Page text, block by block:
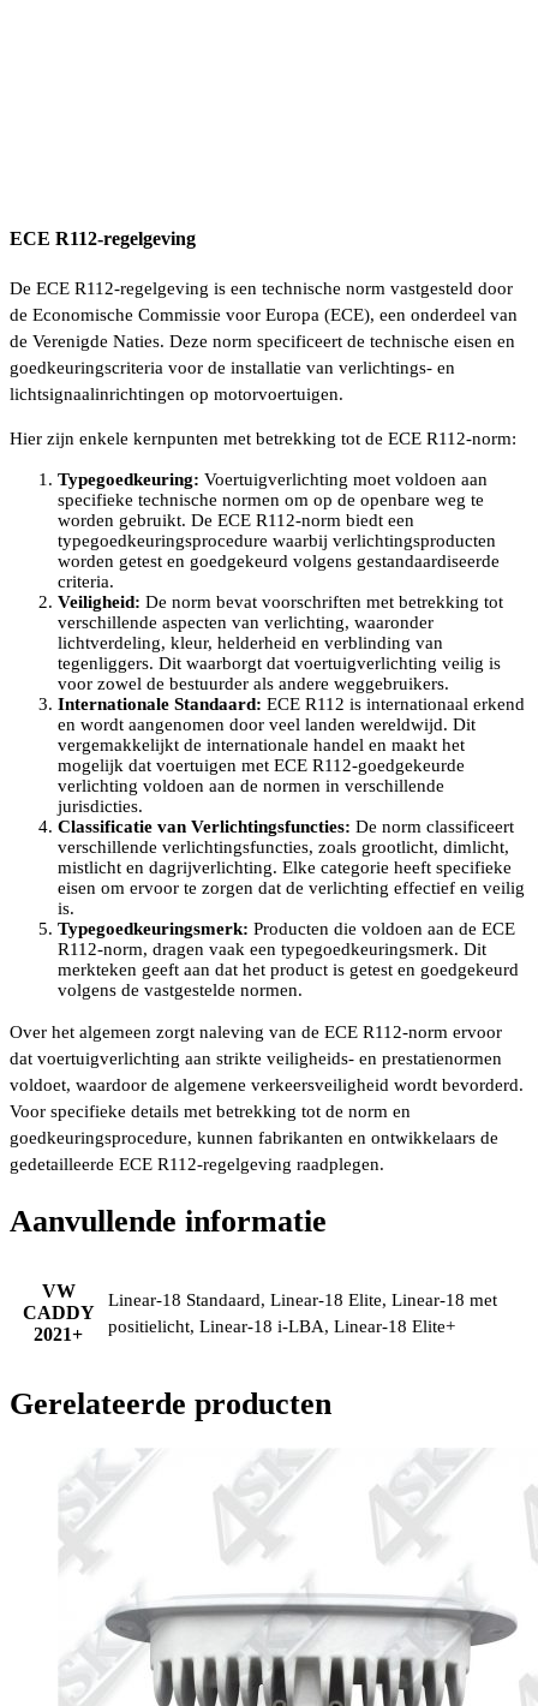
ECE R112-regelgeving
De ECE R112-regelgeving is een technische norm vastgesteld door
de Economische Commissie voor Europa (ECE), een onderdeel van
de Verenigde Naties. Deze norm specificeert de technische eisen en
goedkeuringscriteria voor de installatie van verlichtings- en
lichtsignaalinrichtingen op motorvoertuigen.
Hier zijn enkele kernpunten met betrekking tot de ECE R112-norm:
Typegoedkeuring: Voertuigverlichting moet voldoen aan
specifieke technische normen om op de openbare weg te
worden gebruikt. De ECE R112-norm biedt een
typegoedkeuringsprocedure waarbij verlichtingsproducten
worden getest en goedgekeurd volgens gestandaardiseerde
criteria.
Veiligheid: De norm bevat voorschriften met betrekking tot
verschillende aspecten van verlichting, waaronder
lichtverdeling, kleur, helderheid en verblinding van
tegenliggers. Dit waarborgt dat voertuigverlichting veilig is
voor zowel de bestuurder als andere weggebruikers.
Internationale Standaard: ECE R112 is internationaal erkend
en wordt aangenomen door veel landen wereldwijd. Dit
vergemakkelijkt de internationale handel en maakt het
mogelijk dat voertuigen met ECE R112-goedgekeurde
verlichting voldoen aan de normen in verschillende
jurisdicties.
Classificatie van Verlichtingsfuncties: De norm classificeert
verschillende verlichtingsfuncties, zoals grootlicht, dimlicht,
mistlicht en dagrijverlichting. Elke categorie heeft specifieke
eisen om ervoor te zorgen dat de verlichting effectief en veilig
is.
Typegoedkeuringsmerk: Producten die voldoen aan de ECE
R112-norm, dragen vaak een typegoedkeuringsmerk. Dit
merkteken geeft aan dat het product is getest en goedgekeurd
volgens de vastgestelde normen.
Over het algemeen zorgt naleving van de ECE R112-norm ervoor
dat voertuigverlichting aan strikte veiligheids- en prestatienormen
voldoet, waardoor de algemene verkeersveiligheid wordt bevorderd.
Voor specifieke details met betrekking tot de norm en
goedkeuringsprocedure, kunnen fabrikanten en ontwikkelaars de
gedetailleerde ECE R112-regelgeving raadplegen.
Aanvullende informatie
VW
CADDY
2021+
Linear-18 Standaard, Linear-18 Elite, Linear-18 met
positielicht, Linear-18 i-LBA, Linear-18 Elite+
Gerelateerde producten